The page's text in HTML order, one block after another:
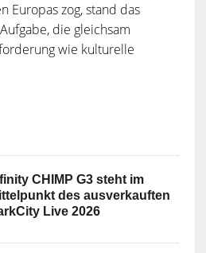
Europas zog, stand das
die gleichsam
wie kulturelle
CHIMP G3 steht im
des ausverkauften
Live 2026